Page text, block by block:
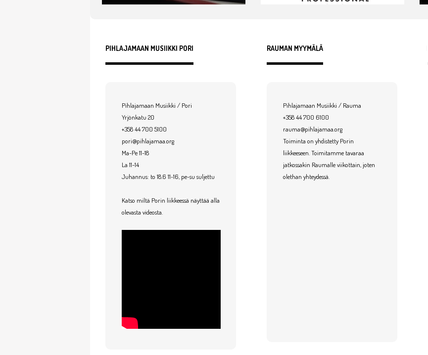
PIHLAJAMAAN MUSIIKKI PORI
Pihlajamaan Musiikki / Pori
Yrjönkatu 20
+358 44 700 5100
pori@pihlajamaa.org
Ma-Pe 11-18
La 11-14
Juhannus: to 18.6 11-16, pe-su suljettu
Katso miltä Porin liikkeessä näyttää alla
olevasta videosta.
RAUMAN MYYMÄLÄ
Pihlajamaan Musiikki / Rauma
+358 44 700 6100
rauma@pihlajamaa.org
Toiminta on yhdistetty Porin
liikkeeseen. Toimitamme tavaraa
jatkossakin Raumalle viikottain, joten
olethan yhteydessä.